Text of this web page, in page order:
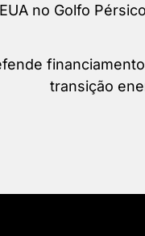
no Golfo Pérsico
transição